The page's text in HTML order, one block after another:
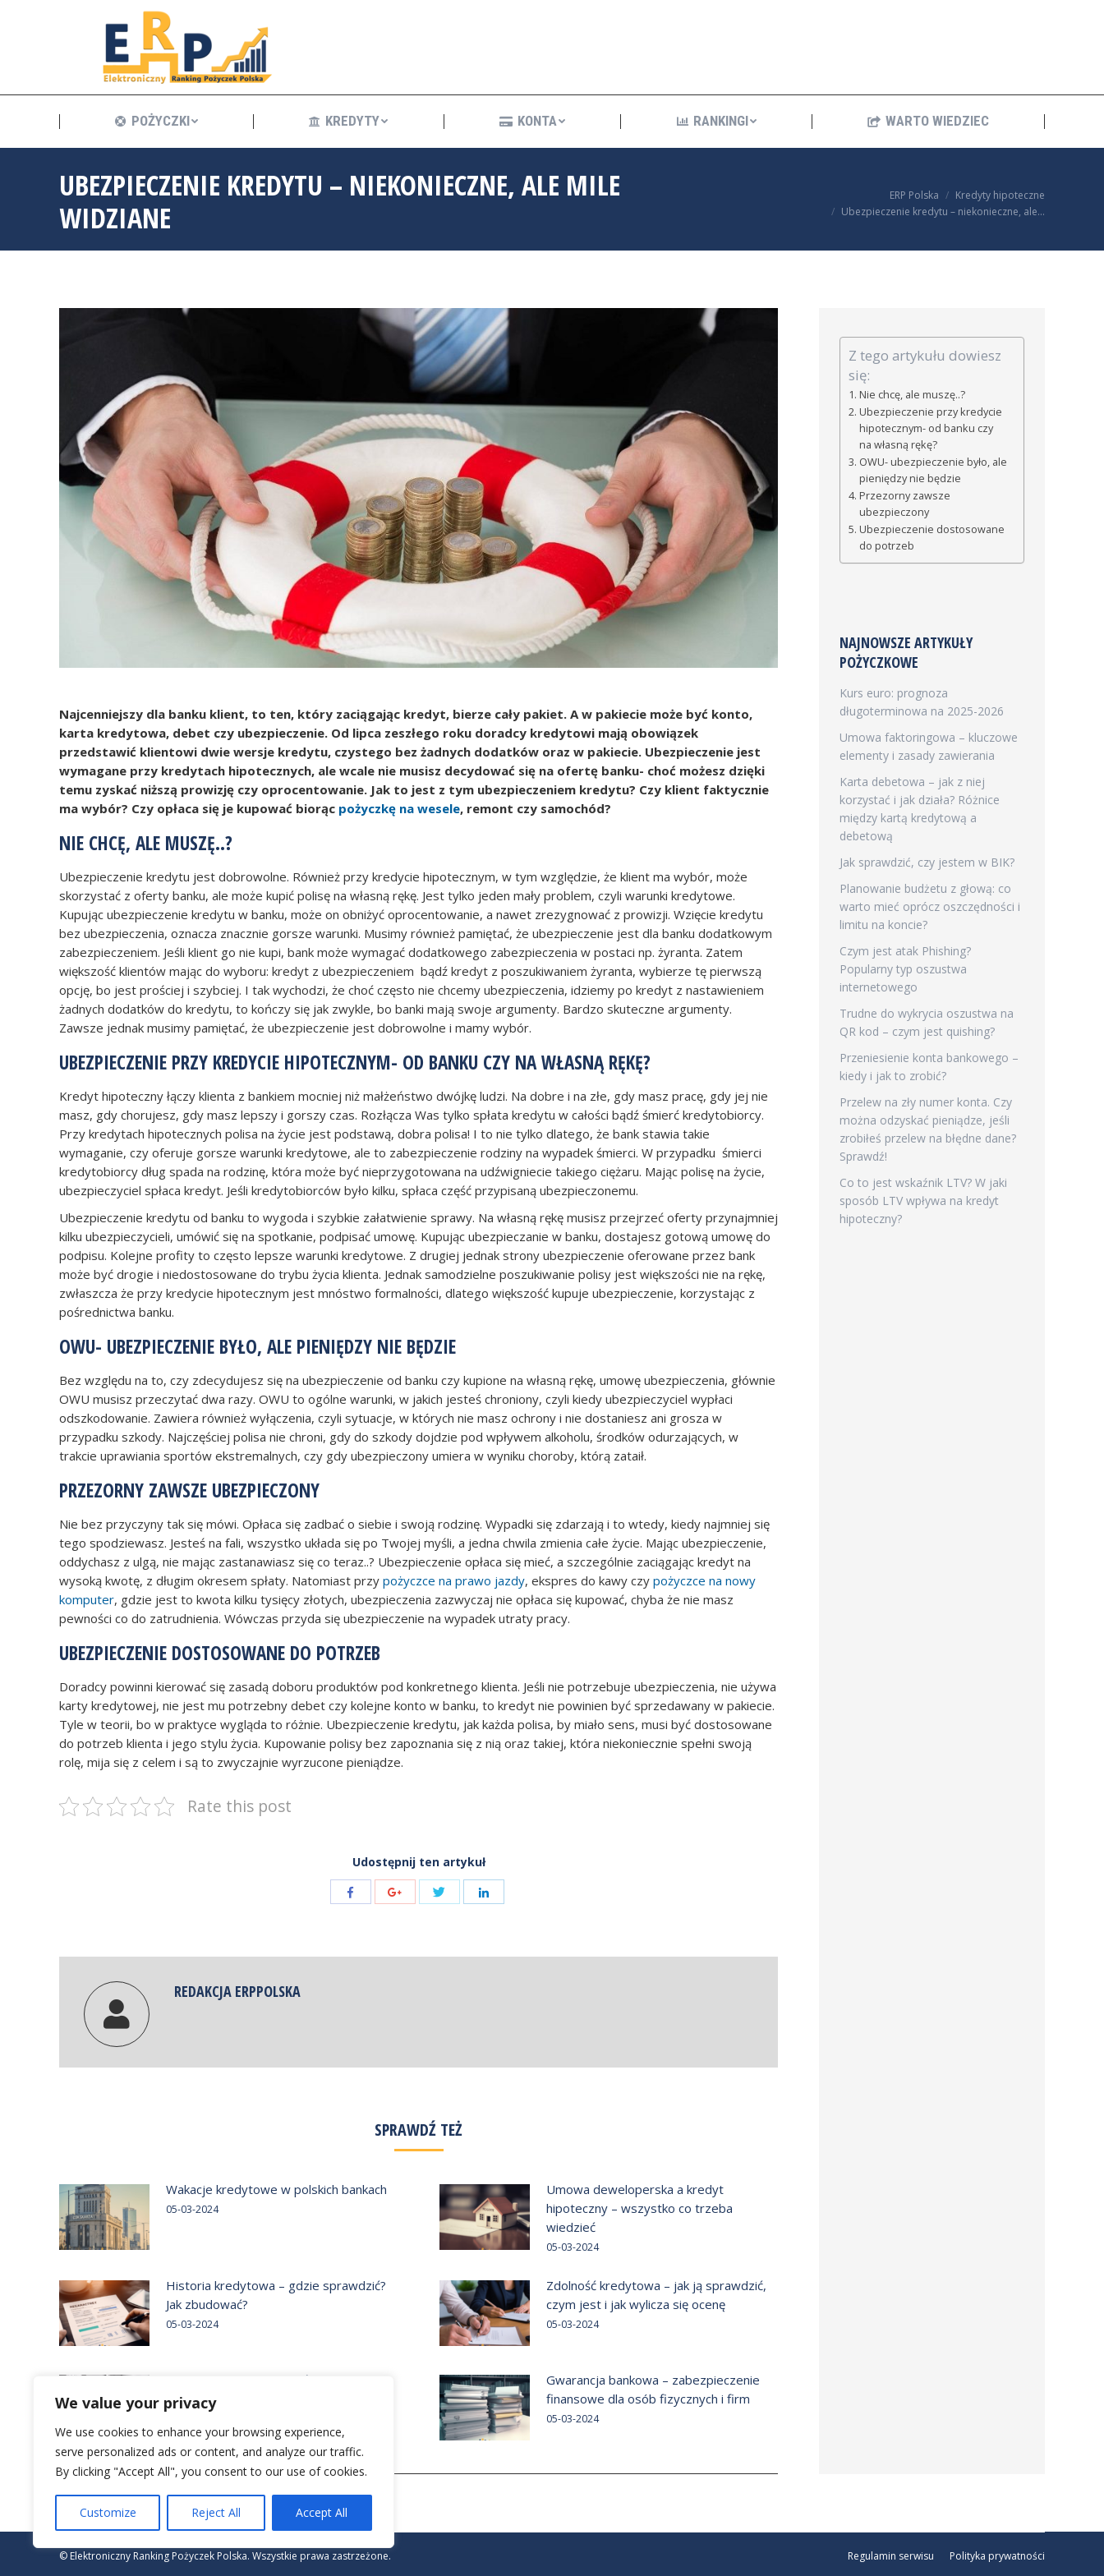
We value your privacy
We use cookies to enhance your browsing experience,
serve personalized ads or content, and analyze our traffic.
By clicking "Accept All", you consent to our use of cookies.
Customize Reject All Accept All
POŻYCZKI KREDYTY KONTA RANKINGI WARTO WIEDZIEC
UBEZPIECZENIE KREDYTU – NIEKONIECZNE, ALE MILE
WIDZIANE
ERP Polska
Kredyty hipoteczne
Ubezpieczenie kredytu – niekonieczne, ale…
Najcenniejszy dla banku klient, to ten, który zaciągając kredyt, bierze cały pakiet. A w pakiecie może być konto,
karta kredytowa, debet czy ubezpieczenie. Od lipca zeszłego roku doradcy kredytowi mają obowiązek
przedstawić klientowi dwie wersje kredytu, czystego bez żadnych dodatków oraz w pakiecie. Ubezpieczenie jest
wymagane przy kredytach hipotecznych, ale wcale nie musisz decydować się na ofertę banku- choć możesz dzięki
temu zyskać niższą prowizję czy oprocentowanie. Jak to jest z tym ubezpieczeniem kredytu? Czy klient faktycznie
ma wybór? Czy opłaca się je kupować biorąc pożyczkę na wesele, remont czy samochód?
NIE CHCĘ, ALE MUSZĘ..?
Ubezpieczenie kredytu jest dobrowolne. Również przy kredycie hipotecznym, w tym względzie, że klient ma wybór, może
skorzystać z oferty banku, ale może kupić polisę na własną rękę. Jest tylko jeden mały problem, czyli warunki kredytowe.
Kupując ubezpieczenie kredytu w banku, może on obniżyć oprocentowanie, a nawet zrezygnować z prowizji. Wzięcie kredytu
bez ubezpieczenia, oznacza znacznie gorsze warunki. Musimy również pamiętać, że ubezpieczenie jest dla banku dodatkowym
zabezpieczeniem. Jeśli klient go nie kupi, bank może wymagać dodatkowego zabezpieczenia w postaci np. żyranta. Zatem
większość klientów mając do wyboru: kredyt z ubezpieczeniem bądź kredyt z poszukiwaniem żyranta, wybierze tę pierwszą
opcję, bo jest prościej i szybciej. I tak wychodzi, że choć często nie chcemy ubezpieczenia, idziemy po kredyt z nastawieniem
żadnych dodatków do kredytu, to kończy się jak zwykle, bo banki mają swoje argumenty. Bardzo skuteczne argumenty.
Zawsze jednak musimy pamiętać, że ubezpieczenie jest dobrowolne i mamy wybór.
UBEZPIECZENIE PRZY KREDYCIE HIPOTECZNYM- OD BANKU CZY NA WŁASNĄ RĘKĘ?
Kredyt hipoteczny łączy klienta z bankiem mocniej niż małżeństwo dwójkę ludzi. Na dobre i na złe, gdy masz pracę, gdy jej nie
masz, gdy chorujesz, gdy masz lepszy i gorszy czas. Rozłącza Was tylko spłata kredytu w całości bądź śmierć kredytobiorcy.
Przy kredytach hipotecznych polisa na życie jest podstawą, dobra polisa! I to nie tylko dlatego, że bank stawia takie
wymaganie, czy oferuje gorsze warunki kredytowe, ale to zabezpieczenie rodziny na wypadek śmierci. W przypadku śmierci
kredytobiorcy dług spada na rodzinę, która może być nieprzygotowana na udźwigniecie takiego ciężaru. Mając polisę na życie,
ubezpieczyciel spłaca kredyt. Jeśli kredytobiorców było kilku, spłaca część przypisaną ubezpieczonemu.
Ubezpieczenie kredytu od banku to wygoda i szybkie załatwienie sprawy. Na własną rękę musisz przejrzeć oferty przynajmniej
kilku ubezpieczycieli, umówić się na spotkanie, podpisać umowę. Kupując ubezpieczanie w banku, dostajesz gotową umowę do
podpisu. Kolejne profity to często lepsze warunki kredytowe. Z drugiej jednak strony ubezpieczenie oferowane przez bank
może być drogie i niedostosowane do trybu życia klienta. Jednak samodzielne poszukiwanie polisy jest większości nie na rękę,
zwłaszcza że przy kredycie hipotecznym jest mnóstwo formalności, dlatego większość kupuje ubezpieczenie, korzystając z
pośrednictwa banku.
OWU- UBEZPIECZENIE BYŁO, ALE PIENIĘDZY NIE BĘDZIE
Bez względu na to, czy zdecydujesz się na ubezpieczenie od banku czy kupione na własną rękę, umowę ubezpieczenia, głównie
OWU musisz przeczytać dwa razy. OWU to ogólne warunki, w jakich jesteś chroniony, czyli kiedy ubezpieczyciel wypłaci
odszkodowanie. Zawiera również wyłączenia, czyli sytuacje, w których nie masz ochrony i nie dostaniesz ani grosza w
przypadku szkody. Najczęściej polisa nie chroni, gdy do szkody dojdzie pod wpływem alkoholu, środków odurzających, w
trakcie uprawiania sportów ekstremalnych, czy gdy ubezpieczony umiera w wyniku choroby, którą zataił.
PRZEZORNY ZAWSZE UBEZPIECZONY
Nie bez przyczyny tak się mówi. Opłaca się zadbać o siebie i swoją rodzinę. Wypadki się zdarzają i to wtedy, kiedy najmniej się
tego spodziewasz. Jesteś na fali, wszystko układa się po Twojej myśli, a jedna chwila zmienia całe życie. Mając ubezpieczenie,
oddychasz z ulgą, nie mając zastanawiasz się co teraz..? Ubezpieczenie opłaca się mieć, a szczególnie zaciągając kredyt na
wysoką kwotę, z długim okresem spłaty. Natomiast przy pożyczce na prawo jazdy, ekspres do kawy czy pożyczce na nowy
komputer, gdzie jest to kwota kilku tysięcy złotych, ubezpieczenia zazwyczaj nie opłaca się kupować, chyba że nie masz
pewności co do zatrudnienia. Wówczas przyda się ubezpieczenie na wypadek utraty pracy.
UBEZPIECZENIE DOSTOSOWANE DO POTRZEB
Doradcy powinni kierować się zasadą doboru produktów pod konkretnego klienta. Jeśli nie potrzebuje ubezpieczenia, nie używa
karty kredytowej, nie jest mu potrzebny debet czy kolejne konto w banku, to kredyt nie powinien być sprzedawany w pakiecie.
Tyle w teorii, bo w praktyce wygląda to różnie. Ubezpieczenie kredytu, jak każda polisa, by miało sens, musi być dostosowane
do potrzeb klienta i jego stylu życia. Kupowanie polisy bez zapoznania się z nią oraz takiej, która niekoniecznie spełni swoją
rolę, mija się z celem i są to zwyczajnie wyrzucone pieniądze.
Rate this post
Udostępnij ten artykuł
Share Share
Share
Share
REDAKCJA ERPPOLSKA
SPRAWDŹ TEŻ
Wakacje kredytowe w polskich bankach
05-03-2024
Umowa deweloperska a kredyt
hipoteczny – wszystko co trzeba
wiedzieć
05-03-2024
Historia kredytowa – gdzie sprawdzić?
Jak zbudować?
05-03-2024
Zdolność kredytowa – jak ją sprawdzić,
czym jest i jak wylicza się ocenę
05-03-2024
Marża kredytu – Sprawdź co to jest
05-03-2024
Gwarancja bankowa – zabezpieczenie
finansowe dla osób fizycznych i firm
05-03-2024
Z tego artykułu dowiesz
się:
Nie chcę, ale muszę..?
Ubezpieczenie przy kredycie
hipotecznym- od banku czy
na własną rękę?
OWU- ubezpieczenie było, ale
pieniędzy nie będzie
Przezorny zawsze
ubezpieczony
Ubezpieczenie dostosowane
do potrzeb
NAJNOWSZE ARTYKUŁY
POŻYCZKOWE
Kurs euro: prognoza
długoterminowa na 2025-2026
Umowa faktoringowa – kluczowe
elementy i zasady zawierania
Karta debetowa – jak z niej
korzystać i jak działa? Różnice
między kartą kredytową a
debetową
Jak sprawdzić, czy jestem w BIK?
Planowanie budżetu z głową: co
warto mieć oprócz oszczędności i
limitu na koncie?
Czym jest atak Phishing?
Popularny typ oszustwa
internetowego
Trudne do wykrycia oszustwa na
QR kod – czym jest quishing?
Przeniesienie konta bankowego –
kiedy i jak to zrobić?
Przelew na zły numer konta. Czy
można odzyskać pieniądze, jeśli
zrobiłeś przelew na błędne dane?
Sprawdź!
Co to jest wskaźnik LTV? W jaki
sposób LTV wpływa na kredyt
hipoteczny?
© Elektroniczny Ranking Pożyczek Polska. Wszystkie prawa zastrzeżone. Regulamin serwisu Polityka prywatności
POŻYCZKI